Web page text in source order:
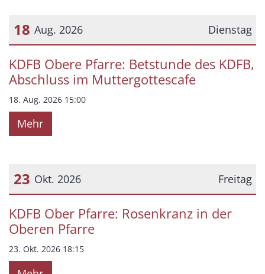
Dienstag
18 Aug. 2026
Datum: 18. August 2026
KDFB Obere Pfarre: Betstunde des KDFB,
Abschluss im Muttergottescafe
18. Aug. 2026 15:00
Mehr
Freitag
23 Okt. 2026
Datum: 23. Oktober 2026
KDFB Ober Pfarre: Rosenkranz in der
Oberen Pfarre
23. Okt. 2026 18:15